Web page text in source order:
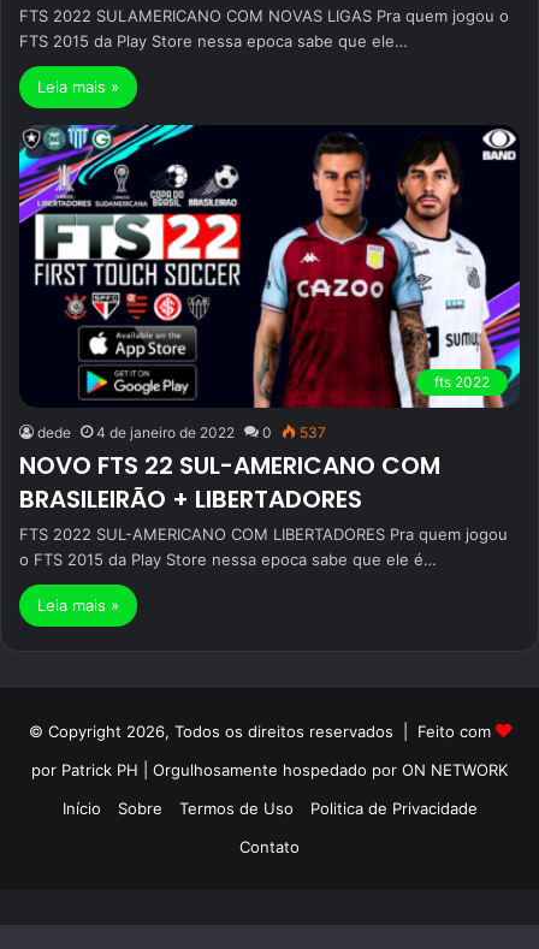
FTS 2022 SULAMERICANO COM NOVAS LIGAS Pra quem jogou o
FTS 2015 da Play Store nessa epoca sabe que ele…
Leia mais »
fts 2022
dede 4 de janeiro de 2022 0 537
NOVO FTS 22 SUL-AMERICANO COM
BRASILEIRÃO + LIBERTADORES
FTS 2022 SUL-AMERICANO COM LIBERTADORES Pra quem jogou
o FTS 2015 da Play Store nessa epoca sabe que ele é…
Leia mais »
© Copyright 2026, Todos os direitos reservados | Feito com
por Patrick PH | Orgulhosamente hospedado por ON NETWORK
Início
Sobre Termos de Uso
Politica de Privacidade
Contato